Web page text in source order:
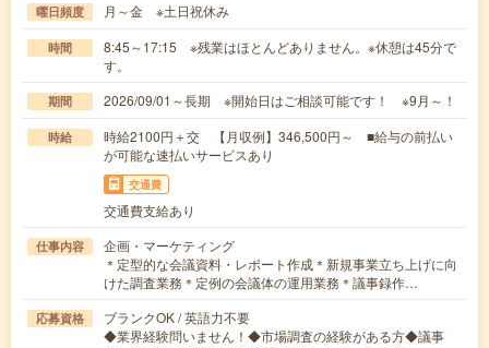
曜日頻度 月～金 ※土日祝休み
時間
8:45～17:15 ※残業はほとんどありません。※休憩は45分で
す。
期間 2026/09/01～長期 ※開始日はご相談可能です！ ※9月～！
時給
時給2100円＋交 【月収例】346,500円～ ■給与の前払い
が可能な速払いサービスあり
交通費
交通費支給あり
仕事内容
企画・マーケティング
＊定型的な会議資料・レポート作成＊新規事業立ち上げに向
けた調査業務＊定例の会議体の運用業務＊議事録作…
応募資格
ブランクOK / 英語力不要
◆業界経験問いません！◆市場調査の経験がある方◆議事